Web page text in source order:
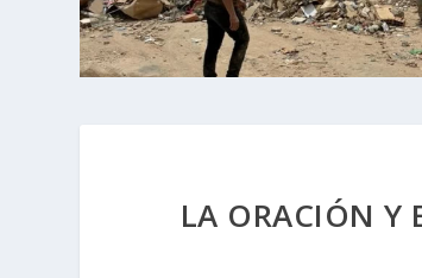
LA ORACIÓN Y